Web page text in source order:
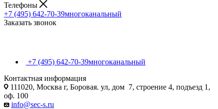
Телефоны
+7 (495) 642-70-39многоканальный
Заказать звонок
+7 (495) 642-70-39многоканальный
Контактная информация
111020, Москва г, Боровая. ул, дом 7, строение 4, подъезд 1,
оф. 100
info@sec-s.ru